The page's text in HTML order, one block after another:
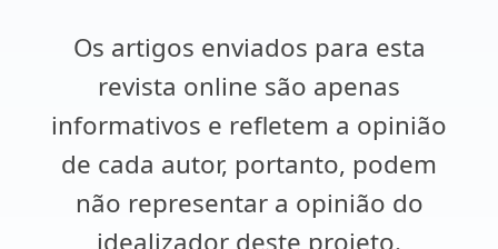
Os artigos enviados para esta
revista online são apenas
informativos e refletem a opinião
de cada autor, portanto, podem
não representar a opinião do
idealizador deste projeto.